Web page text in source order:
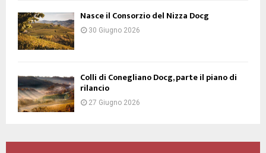
Nasce il Consorzio del Nizza Docg
30 Giugno 2026
Colli di Conegliano Docg, parte il piano di
rilancio
27 Giugno 2026